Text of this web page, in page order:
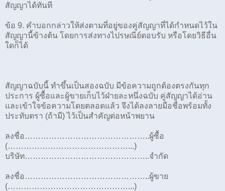
สัญญาได้ทันที
ข้อ 9. คำบอกกล่าวให้ส่งตามที่อยู่ของคู่สัญญาที่ได้กำหนดไว้ใน
สัญญานี้ข้างต้น โดยการส่งทางไปรษณีย์ตอบรับ หรือโดยวิธีอื่น
ใดก็ได้
สัญญาฉบับนี้ ทำขึ้นเป็นสองฉบับ มีข้อความถูกต้องตรงกันทุก
ประการ ผู้ซื้อและผู้ขายเก็บไว้ฝ่ายละหนึ่งฉบับ คู่สัญญาได้อ่าน
และเข้าใจข้อความโดยตลอดแล้ว จึงได้ลงลายมือชื่อพร้อมทั้ง
ประทับตรา (ถ้ามี) ไว้เป็นสำคัญต่อหน้าพยาน
ลงชื่อ………………………………………..ผู้ซื้อ
(………………………………………...)
บริษัท………………………………………..จำกัด
ลงชื่อ………………………………………..ผู้ขาย
(………………………………………...)